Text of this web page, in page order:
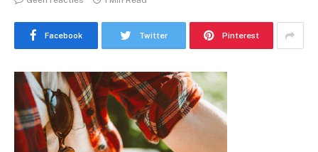
Facebook Twitter Pinterest